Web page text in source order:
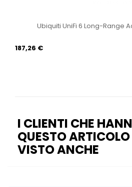
Ubiquiti UniFi 6 Long-Range
187,26 €
I CLIENTI CHE
QUESTO
VISTO ANCHE